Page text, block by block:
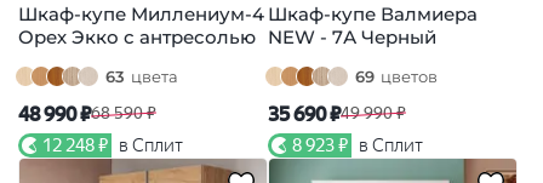
Шкаф-купе Миллениум-4
Орех Экко с антресолью
63 цвета
48 990 ₽68 590 ₽
12 248 ₽ в Сплит
Шкаф-купе Валмиера
NEW - 7А Черный
69 цветов
35 690 ₽49 990 ₽
8 923 ₽ в Сплит